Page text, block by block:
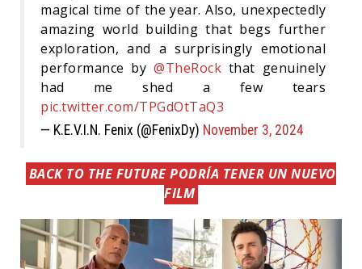
magical time of the year. Also, unexpectedly
amazing world building that begs further
exploration, and a surprisingly emotional
performance by @TheRock that genuinely
had me shed a few tears
pic.twitter.com/TPGdOtTaQ3
— K.E.V.I.N. Fenix (@FenixDy) November 3, 2024
BACK TO THE FUTURE PODRÍA TENER UN NUEVO
FILM